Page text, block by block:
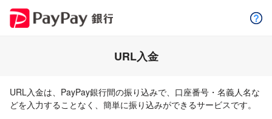
URL入金
URL入金は、PayPay銀行間の振り込みで、口座番号・名義人名な
どを入力することなく、簡単に振り込みができるサービスです。